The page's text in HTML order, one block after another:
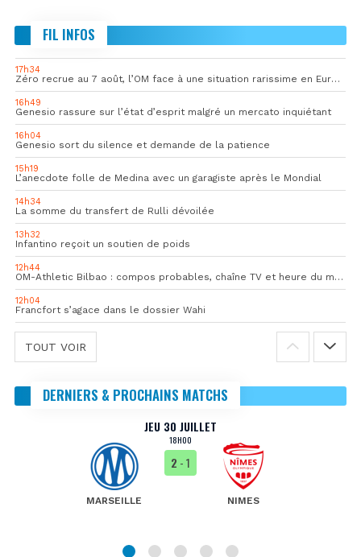
FIL INFOS
17h34
Zéro recrue au 7 août, l’OM face à une situation rarissime en Europe
16h49
Genesio rassure sur l’état d’esprit malgré un mercato inquiétant
16h04
Genesio sort du silence et demande de la patience
15h19
L’anecdote folle de Medina avec un garagiste après le Mondial
14h34
La somme du transfert de Rulli dévoilée
13h32
Infantino reçoit un soutien de poids
12h44
OM-Athletic Bilbao : compos probables, chaîne TV et heure du match
12h04
Francfort s’agace dans le dossier Wahi
TOUT VOIR
DERNIERS & PROCHAINS MATCHS
JEU 30 JUILLET
18H00
MARSEILLE
2 - 1
NIMES